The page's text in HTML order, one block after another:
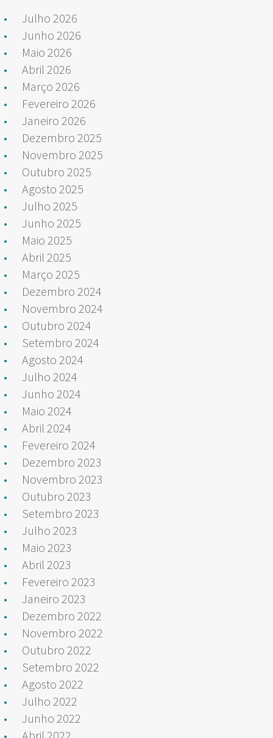
Julho 2026
Junho 2026
Maio 2026
Abril 2026
Março 2026
Fevereiro 2026
Janeiro 2026
Dezembro 2025
Novembro 2025
Outubro 2025
Agosto 2025
Julho 2025
Junho 2025
Maio 2025
Abril 2025
Março 2025
Dezembro 2024
Novembro 2024
Outubro 2024
Setembro 2024
Agosto 2024
Julho 2024
Junho 2024
Maio 2024
Abril 2024
Fevereiro 2024
Dezembro 2023
Novembro 2023
Outubro 2023
Setembro 2023
Julho 2023
Maio 2023
Abril 2023
Fevereiro 2023
Janeiro 2023
Dezembro 2022
Novembro 2022
Outubro 2022
Setembro 2022
Agosto 2022
Julho 2022
Junho 2022
Abril 2022